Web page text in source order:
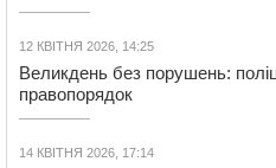
12 КВІТНЯ 2026, 14:25
Великдень без порушень:
правопорядок
14 КВІТНЯ 2026, 17:14